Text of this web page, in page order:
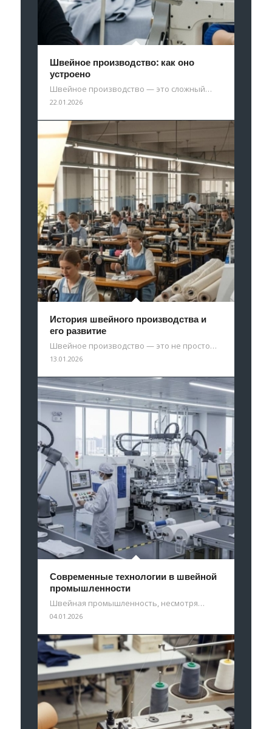
Швейное производство: как оно
устроено
Швейное производство — это сложный…
22.01.2026
История швейного производства и
его развитие
Швейное производство — это не просто…
13.01.2026
Современные технологии в швейной
промышленности
Швейная промышленность, несмотря…
04.01.2026